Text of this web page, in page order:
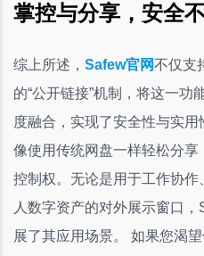
掌控与分享，安全
综上所述， Safew官网不仅支
的“公开链接”机制，将这一功
度融合，实现了安全性与实
像使用传统网盘一样轻松分
控制权。无论是用于工作协
人数字资产的对外展示窗口
展了其应用场景。 如果您渴